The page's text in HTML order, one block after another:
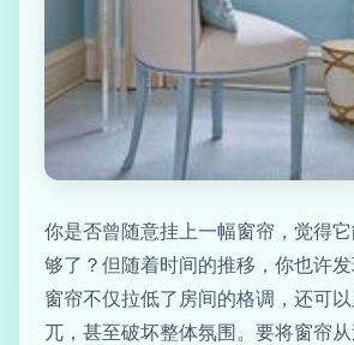
你是否曾随意挂上一幅窗帘，觉得
够了？但随着时间的推移，你也许
窗帘不仅拉低了房间的格调，还可
兀，甚至破坏整体氛围。要将窗帘